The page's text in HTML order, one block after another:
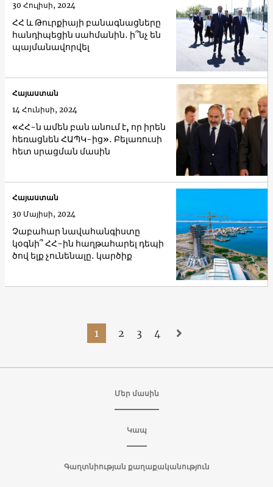
ՀՀ և Թուրքիայի բանագնացները
հանդիպեցին սահմանին․ ի՞նչ են
պայմանավորվել
30 Հուլիսի, 2024
«ՀՀ-ն ամեն բան անում է, որ իրեն
հեռացնեն ՀԱՊԿ-ից»․ Բելառուսի
հետ սրացման մասին
Հայաստան
14 Հունիսի, 2024
Չաբահար նավահանգիստը
կօգնի՞ ՀՀ-ին հաղթահարել դեպի
ծով ելք չունենալը․ կարծիք
Հայաստան
30 Մայիսի, 2024
1 2 3 4
Մեր մասին
Կապ
Գաղտնիության քաղաքականություն